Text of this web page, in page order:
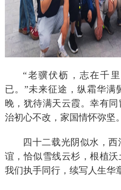
“老骥伏枥，志在千
已。”未来征途，纵霜华满
晚，犹待满天云霞。幸有
治初心不改，家国情怀弥坚。
四十二载光阴似水，
谊，恰似雪线云杉，根植
我们执手同行，续写人生华